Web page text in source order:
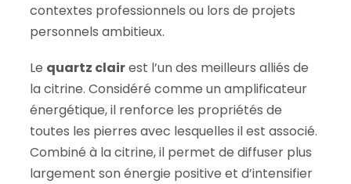
contextes professionnels ou lors de projets
personnels ambitieux.
Le quartz clairest l’un des meilleurs alliés de
la citrine. Considéré comme un amplificateur
énergétique, il renforce les propriétés de
toutes les pierres avec lesquelles il est associé.
Combiné à la citrine, il permet de diffuser plus
largement son énergie positive et d’intensifier